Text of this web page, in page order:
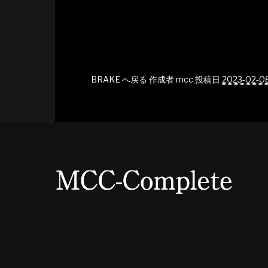
BRAKE へ戻る 作成者mcc投稿日 2023-02-